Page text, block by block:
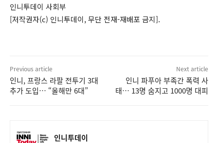
인니투데이 사회부
[저작권자(c) 인니투데이, 무단 전재-재배포 금지].
Previous article
인니, 프랑스 라팔 전투기 3대
추가 도입… “올해만 6대”
Next article
인니 파푸아 부족간 폭력 사
태… 13명 숨지고 1000명 대피
인니투데이